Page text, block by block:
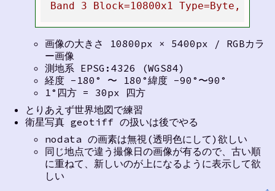
画像の大きさ 10800px × 5400px / RGBカラ
ー画像
測地系 EPSG:4326 (WGS84)
経度 -180° 〜 180°緯度 -90°〜90°
1°四方 = 30px 四方
とりあえず世界地図で練習
衛星写真 geotiff の扱いは後でやる
nodata の画素は無視(透明色にして)欲しい
同じ地点で違う撮像日の画像が有るので、古い順
に重ねて、新しいのが上になるように表示して欲
しい